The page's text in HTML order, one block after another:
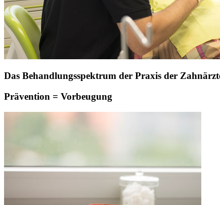
Das Behandlungsspektrum der Praxis der
Prävention = Vorbeugung